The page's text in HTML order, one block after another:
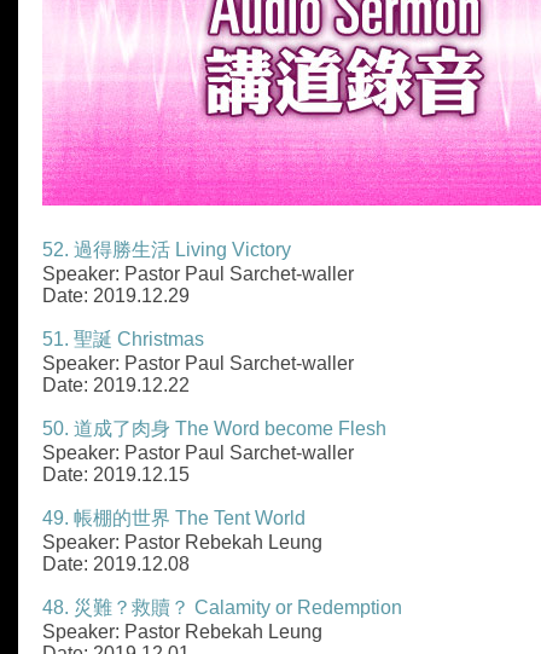
52. 過得勝生活 Living Victory
Speaker: Pastor Paul Sarchet-waller
Date: 2019.12.29
51. 聖誕 Christmas
Speaker: Pastor Paul Sarchet-waller
Date: 2019.12.22
50. 道成了肉身 The Word become Flesh
Speaker: Pastor Paul Sarchet-waller
Date: 2019.12.15
49. 帳棚的世界 The Tent World
Speaker: Pastor Rebekah Leung
Date: 2019.12.08
48. 災難？救贖？ Calamity or Redemption
Speaker: Pastor Rebekah Leung